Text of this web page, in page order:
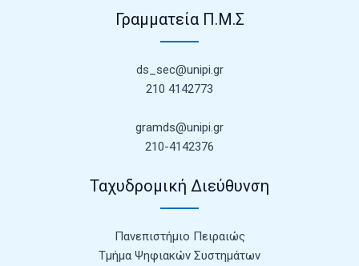
Γραμματεία Π.Μ.Σ
ds_sec@unipi.gr
210 4142773
gramds@unipi.gr
210-4142376
Ταχυδρομική Διεύθυνση
Πανεπιστήμιο Πειραιώς
Τμήμα Ψηφιακών Συστημάτων